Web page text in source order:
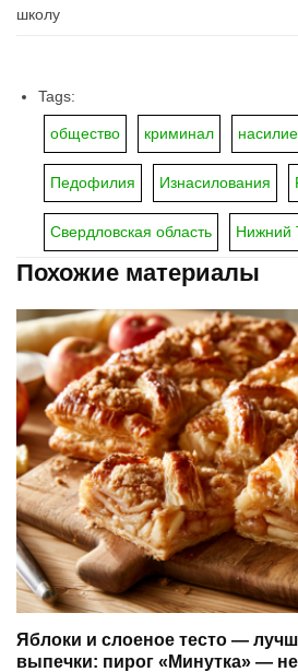
школу
Tags:
общество криминал насилие
Педофилия Изнасилования
Свердловская область Нижний
Похожие материалы
Яблоки и слоеное тесто —
выпечки: пирог «Минутка» — не